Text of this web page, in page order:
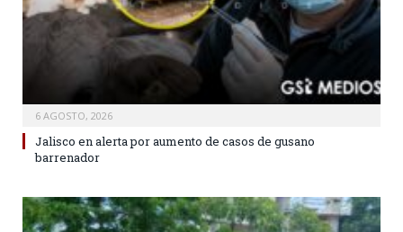
6 AGOSTO, 2026
Jalisco en alerta por aumento de casos de gusano
barrenador